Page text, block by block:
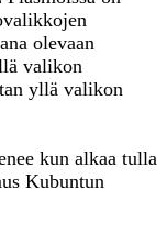
olevaan
valikon
yllä valikon
kun alkaa tulla
Kubuntun